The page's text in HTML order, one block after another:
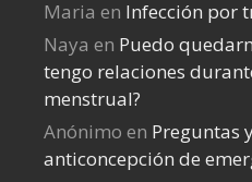
Maria en Infección por
Naya en Puedo
tengo relaciones
menstrual?
Anónimo en Preguntas
anticoncepción de